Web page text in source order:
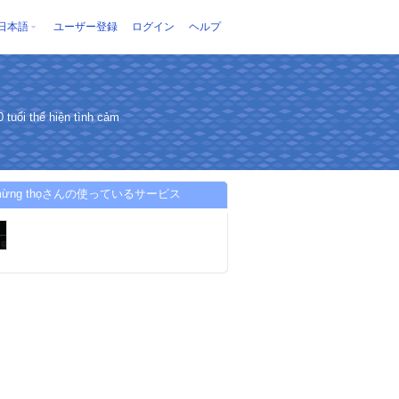
本語 ユーザー登録 ログイン ヘルプ
tuổi thể hiện tình cảm
thọさんの使っているサービス